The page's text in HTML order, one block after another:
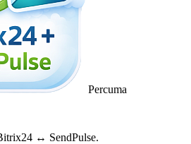
Percuma
↔ SendPulse.